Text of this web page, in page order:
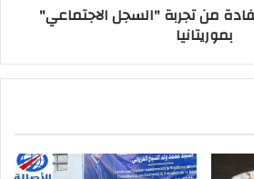
من تجربة "السجل الاجتماعي"
بموريتانيا